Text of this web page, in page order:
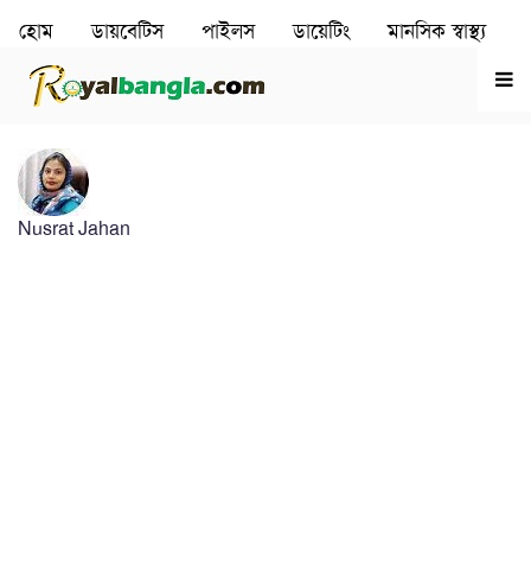
হোম ডায়বেটিস পাইলস ডায়েটিং মানসিক স্বাস্থ‌্য
রূপচর্চা হৃদরোগ
Nusrat Jahan